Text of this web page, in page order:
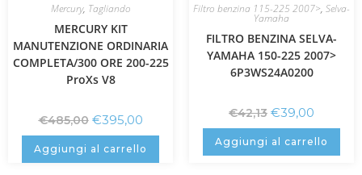
Mercury, Tagliando
MERCURY KIT
MANUTENZIONE ORDINARIA
COMPLETA/300 ORE 200-225
ProXs V8
€485,00 €395,00
Aggiungi al carrello
Filtro benzina 115-225 2007>, Selva-
Yamaha
FILTRO BENZINA SELVA-
YAMAHA 150-225 2007>
6P3WS24A0200
€42,13 €39,00
Aggiungi al carrello